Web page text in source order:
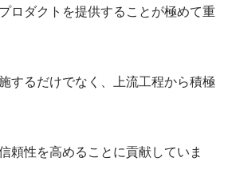
ロダクトを提供することが極めて重
するだけでなく、上流工程から積極
頼性を高めることに貢献していま